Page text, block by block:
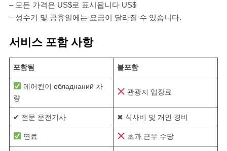
– 모든 가격은 US$로 표시됩니다 US$
– 성수기 및 공휴일에는 요금이 달라질 수 있습니다.
서비스 포함 사항
포함됨 불포함
에어컨이 обладнаний 차
량
관광지 입장료
✔ 전문 운전기사 ✖ 식사비 및 개인 경비
연료 초과 근무 수당